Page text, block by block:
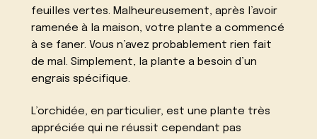
feuilles vertes. Malheureusement, après l’avoir
ramenée à la maison, votre plante a commencé
à se faner. Vous n’avez probablement rien fait
de mal. Simplement, la plante a besoin d’un
engrais spécifique.
L’orchidée, en particulier, est une plante très
appréciée qui ne réussit cependant pas